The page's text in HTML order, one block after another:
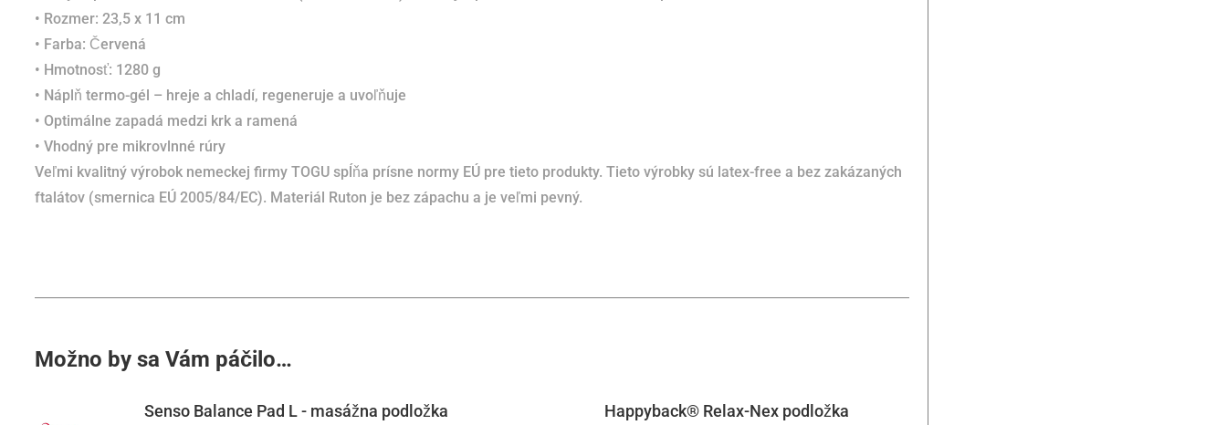
• Rozmer: 23,5 x 11 cm
• Farba: Červená
• Hmotnosť: 1280 g
• Náplň termo-gél – hreje a chladí, regeneruje a uvoľňuje
• Optimálne zapadá medzi krk a ramená
• Vhodný pre mikrovlnné rúry
Veľmi kvalitný výrobok nemeckej firmy TOGU spĺňa prísne normy EÚ pre tieto produkty. Tieto výrobky sú latex-free a bez zakázaných
ftalátov (smernica EÚ 2005/84/EC). Materiál Ruton je bez zápachu a je veľmi pevný.
Možno by sa Vám páčilo…
Senso Balance Pad L - masážna podložka Happyback® Relax-Nex podložka